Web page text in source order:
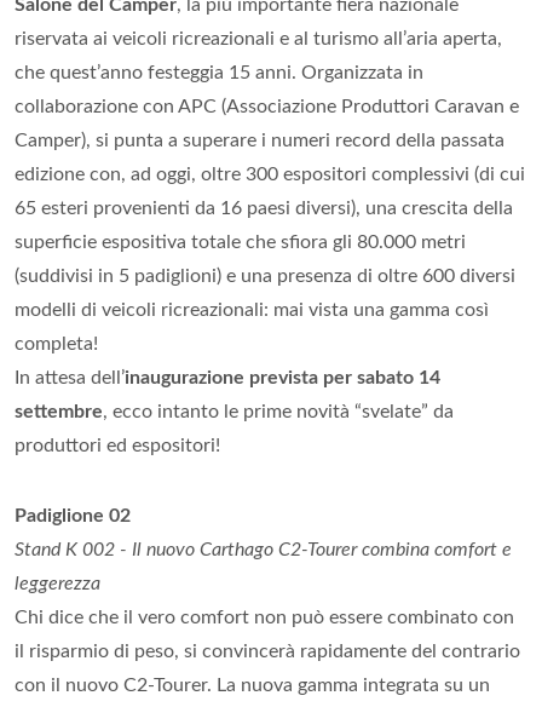
Salone del Camper, la più importante fiera nazionale
riservata ai veicoli ricreazionali e al turismo all’aria aperta,
che quest’anno festeggia 15 anni. Organizzata in
collaborazione con APC (Associazione Produttori Caravan e
Camper), si punta a superare i numeri record della passata
edizione con, ad oggi, oltre 300 espositori complessivi (di cui
65 esteri provenienti da 16 paesi diversi), una crescita della
superficie espositiva totale che sfiora gli 80.000 metri
(suddivisi in 5 padiglioni) e una presenza di oltre 600 diversi
modelli di veicoli ricreazionali: mai vista una gamma così
completa!
In attesa dell’inaugurazione prevista per sabato 14
settembre, ecco intanto le prime novità “svelate” da
produttori ed espositori!
Padiglione 02
Stand K 002 - Il nuovo Carthago C2-Tourer combina comfort e
leggerezza
Chi dice che il vero comfort non può essere combinato con
il risparmio di peso, si convincerà rapidamente del contrario
con il nuovo C2-Tourer. La nuova gamma integrata su un